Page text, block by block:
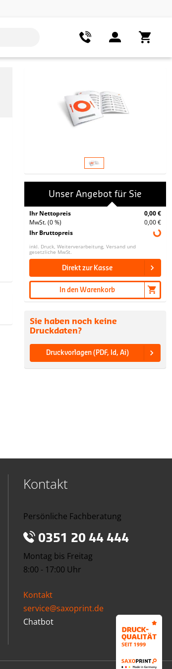
Unser Angebot für Sie
Ihr Nettopreis
0,00 €
MwSt. (0 %)
0,00 €
Ihr Bruttopreis
inkl. Druck, Weiterverarbeitung, Versand und
gesetzliche MwSt.
Direkt zur Kasse
In den Warenkorb
Sie haben noch keine
Druckdaten?
Druckvorlagen (PDF, Id, Ai)
Kontakt
Persönliche Fachberatung
0351 20 44 444
Montag bis Freitag
8:00 - 17:00 Uhr
Kontakt
service@saxoprint.de
Chatbot